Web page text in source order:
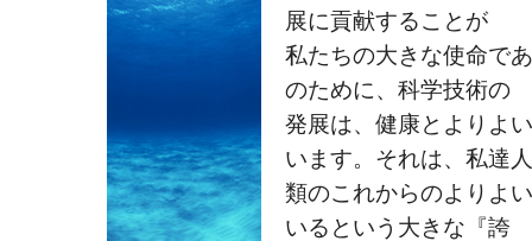
展に貢献することが
私たちの大きな使命で
のために、科学技術の
発展は、健康とよりよ
います。それは、私達人
類のこれからのよりよ
いるという大きな『誇